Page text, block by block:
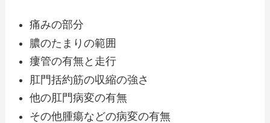
痛みの部分
膿のたまりの範囲
瘻管の有無と走行
肛門括約筋の収縮の強さ
他の肛門病変の有無
その他腫瘍などの病変の有無